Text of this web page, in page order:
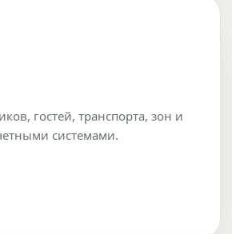
гостей, транспорта, зон и
системами.